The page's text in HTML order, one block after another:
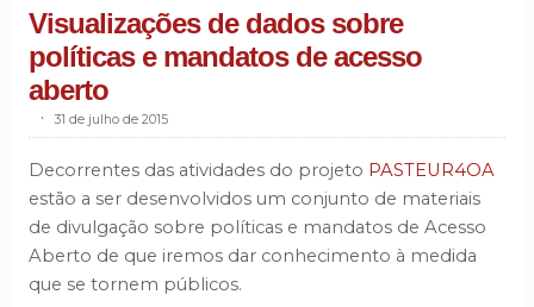
Visualizações de dados sobre
políticas e mandatos de acesso
aberto
31 de julho de 2015
Decorrentes das atividades do projeto PASTEUR4OA
estão a ser desenvolvidos um conjunto de materiais
de divulgação sobre políticas e mandatos de Acesso
Aberto de que iremos dar conhecimento à medida
que se tornem públicos.